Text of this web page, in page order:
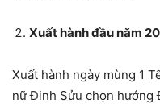
Xuất hành đầu năm
Xuất hành ngày mùng 1
nữ Đinh Sửu chọn hướng